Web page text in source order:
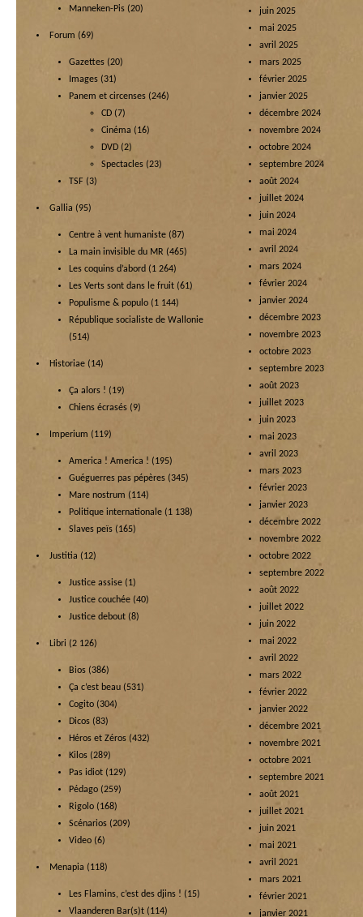
Manneken-Pis (20)
Forum (69)
Gazettes (20)
Images (31)
Panem et circenses (246)
CD (7)
Cinéma (16)
DVD (2)
Spectacles (23)
TSF (3)
Gallia (95)
Centre à vent humaniste (87)
La main invisible du MR (465)
Les coquins d’abord (1 264)
Les Verts sont dans le fruit (61)
Populisme & populo (1 144)
République socialiste de Wallonie
(514)
Historiae (14)
Ça alors ! (19)
Chiens écrasés (9)
Imperium (119)
America ! America ! (195)
Guéguerres pas pépères (345)
Mare nostrum (114)
Politique internationale (1 138)
Slaves peïs (165)
Justitia (12)
Justice assise (1)
Justice couchée (40)
Justice debout (8)
Libri (2 126)
Bios (386)
Ça c’est beau (531)
Cogito (304)
Dicos (83)
Héros et Zéros (432)
Kilos (289)
Pas idiot (129)
Pédago (259)
Rigolo (168)
Scénarios (209)
Video (6)
Menapia (118)
Les Flamins, c’est des djins ! (15)
Vlaanderen Bar(s)t (114)
juin 2025
mai 2025
avril 2025
mars 2025
février 2025
janvier 2025
décembre 2024
novembre 2024
octobre 2024
septembre 2024
août 2024
juillet 2024
juin 2024
mai 2024
avril 2024
mars 2024
février 2024
janvier 2024
décembre 2023
novembre 2023
octobre 2023
septembre 2023
août 2023
juillet 2023
juin 2023
mai 2023
avril 2023
mars 2023
février 2023
janvier 2023
décembre 2022
novembre 2022
octobre 2022
septembre 2022
août 2022
juillet 2022
juin 2022
mai 2022
avril 2022
mars 2022
février 2022
janvier 2022
décembre 2021
novembre 2021
octobre 2021
septembre 2021
août 2021
juillet 2021
juin 2021
mai 2021
avril 2021
mars 2021
février 2021
janvier 2021